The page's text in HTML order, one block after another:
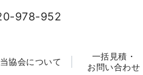
当協会について
一括見積・
お問い合わせ